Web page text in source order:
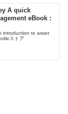
A quick
eBook :
introduction to asset
ストア